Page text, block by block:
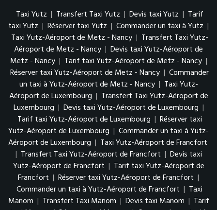
Taxi Yutz | Transfert Taxi Yutz | Devis taxi Yutz | Tarif
taxi Yutz | Réserver taxi Yutz | Commander un taxi à Yutz |
Taxi Yutz-Aéroport de Metz - Nancy | Transfert Taxi Yutz-
Aéroport de Metz - Nancy | Devis taxi Yutz-Aéroport de
Metz - Nancy | Tarif taxi Yutz-Aéroport de Metz - Nancy |
Réserver taxi Yutz-Aéroport de Metz - Nancy | Commander
un taxi à Yutz-Aéroport de Metz - Nancy | Taxi Yutz-
Aéroport de Luxembourg | Transfert Taxi Yutz-Aéroport de
Luxembourg | Devis taxi Yutz-Aéroport de Luxembourg |
Tarif taxi Yutz-Aéroport de Luxembourg | Réserver taxi
Yutz-Aéroport de Luxembourg | Commander un taxi à Yutz-
Aéroport de Luxembourg | Taxi Yutz-Aéroport de Francfort
| Transfert Taxi Yutz-Aéroport de Francfort | Devis taxi
Yutz-Aéroport de Francfort | Tarif taxi Yutz-Aéroport de
Francfort | Réserver taxi Yutz-Aéroport de Francfort |
Commander un taxi à Yutz-Aéroport de Francfort | Taxi
Manom | Transfert Taxi Manom | Devis taxi Manom | Tarif